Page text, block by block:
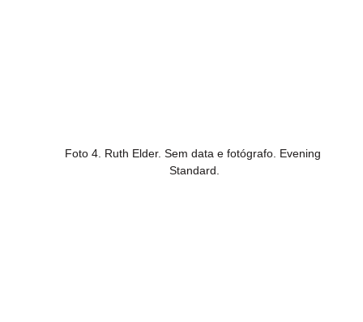
Foto 4. Ruth Elder. Sem data e fotógrafo. Evening
Standard.